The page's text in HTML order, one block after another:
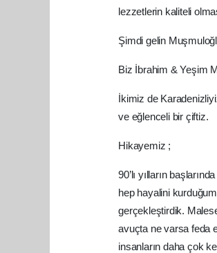
lezzetlerin kaliteli
Şimdi gelin
Biz İbrahim & Yeşim
İkimiz de
ve eğlenceli bir çiftiz.
Hikayemiz ;
90’lı yılların
hep hayalini
gerçekleştirdik.
avuçta ne varsa feda
insanların daha çok